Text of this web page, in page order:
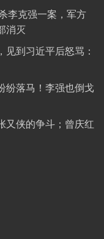
李克强一案，军方
消灭
到习近平后怒骂：
纷落马！李强也倒戈
又侠的争斗；曾庆红